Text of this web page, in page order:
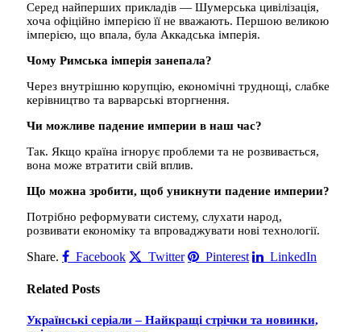
Серед найперших прикладів — Шумерська цивілізація,
хоча офіційно імперією її не вважають. Першою великою
імперією, що впала, була Аккадська імперія.
Чому Римська імперія занепала?
Через внутрішню корупцію, економічні труднощі, слабке
керівництво та варварські вторгнення.
Чи можливе падение империи в наш час?
Так. Якщо країна ігнорує проблеми та не розвивається,
вона може втратити свій вплив.
Що можна зробити, щоб уникнути падение империи?
Потрібно реформувати систему, слухати народ,
розвивати економіку та впроваджувати нові технології.
Share. Facebook Twitter Pinterest LinkedIn
Related Posts
Українські серіали – Найкращі стрічки та новинки,